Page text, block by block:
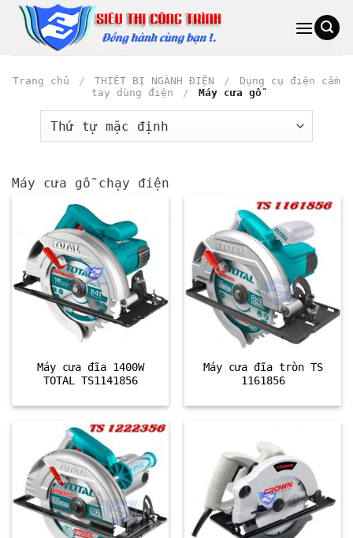
Trang chủ / THIẾT BỊ NGÀNH ĐIỆN /
Dụng cụ điện cầm
tay dùng điện
/ Máy cưa gỗ
Máy cưa gỗ chạy điện
Máy cưa đĩa 1400W
TOTAL TS1141856
Máy cưa đĩa tròn TS
1161856